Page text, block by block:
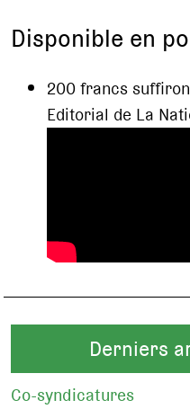
Disponible en
200 francs
Editorial de La
Derniers
Co-syndicatures